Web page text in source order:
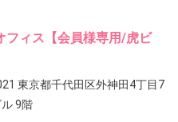
フィス【会員様専用/虎ビ
東京都千代田区外神田4丁目7
9階